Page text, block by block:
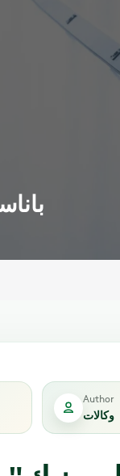
Author
وكالات